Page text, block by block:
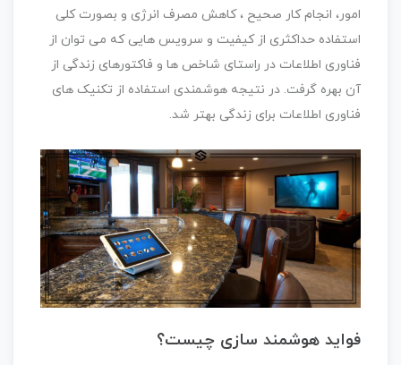
امور، انجام کار صحیح ، کاهش مصرف انرژی و بصورت کلی
استفاده حداکثری از کیفیت و سرویس هایی که می توان از
فناوری اطلاعات در راستای شاخص ها و فاکتورهای زندگی از
آن بهره گرفت. در نتیجه هوشمندی استفاده از تکنیک های
فناوری اطلاعات برای زندگی بهتر شد.
فواید هوشمند سازی چیست؟